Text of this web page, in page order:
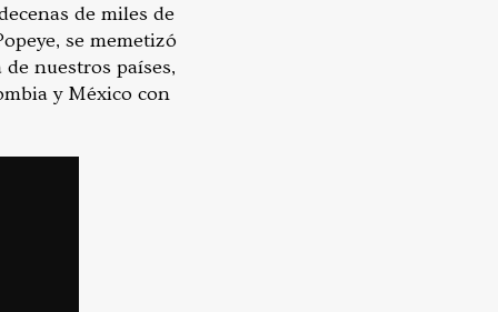
de miles de
se memetizó
nuestros países,
y México con